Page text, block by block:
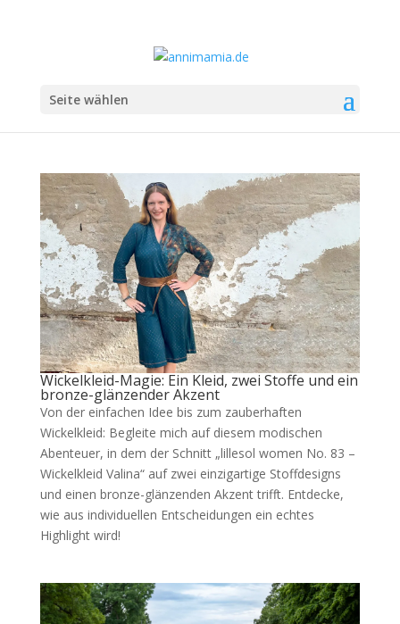
Seite wählen
Wickelkleid-Magie: Ein Kleid, zwei Stoffe und ein
bronze-glänzender Akzent
Von der einfachen Idee bis zum zauberhaften
Wickelkleid: Begleite mich auf diesem modischen
Abenteuer, in dem der Schnitt „lillesol women No. 83 –
Wickelkleid Valina“ auf zwei einzigartige Stoffdesigns
und einen bronze-glänzenden Akzent trifft. Entdecke,
wie aus individuellen Entscheidungen ein echtes
Highlight wird!